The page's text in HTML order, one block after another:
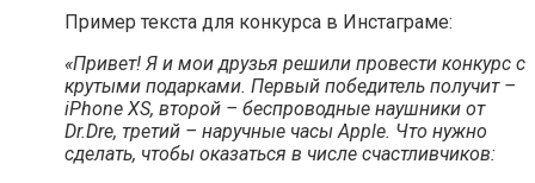
Пример текста для конкурса в Инстаграме:
«Привет! Я и мои друзья решили провести конкурс с
крутыми подарками. Первый победитель получит –
iPhone XS, второй – беспроводные наушники от
Dr.Dre, третий – наручные часы Apple. Что нужно
сделать, чтобы оказаться в числе счастливчиков: